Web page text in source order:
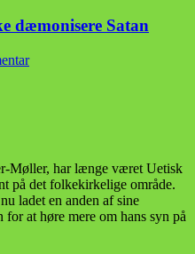
dæmonisere Satan
Møller, har længe været Uetisk
på det folkekirkelige område.
ladet en anden af sine
at høre mere om hans syn på